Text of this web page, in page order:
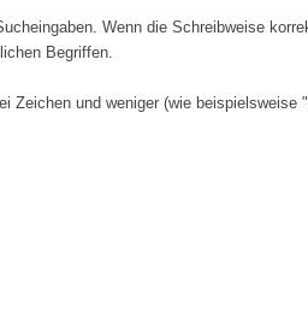
Wenn die Schreibweise
Begriffen.
Zeichen und weniger (wie beispielsweise